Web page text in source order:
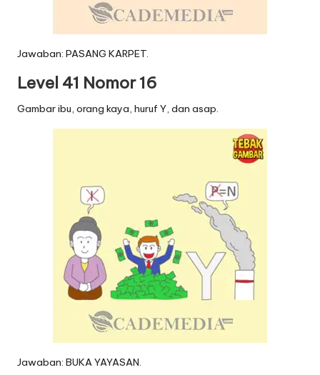
Jawaban: PASANG KARPET.
Level 41 Nomor 16
Gambar ibu, orang kaya, huruf Y, dan asap.
Jawaban: BUKA YAYASAN.